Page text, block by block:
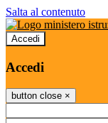
Salta al contenuto
Accedi
Accedi
button close ×